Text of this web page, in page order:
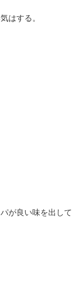
はする。
が良い味を出して